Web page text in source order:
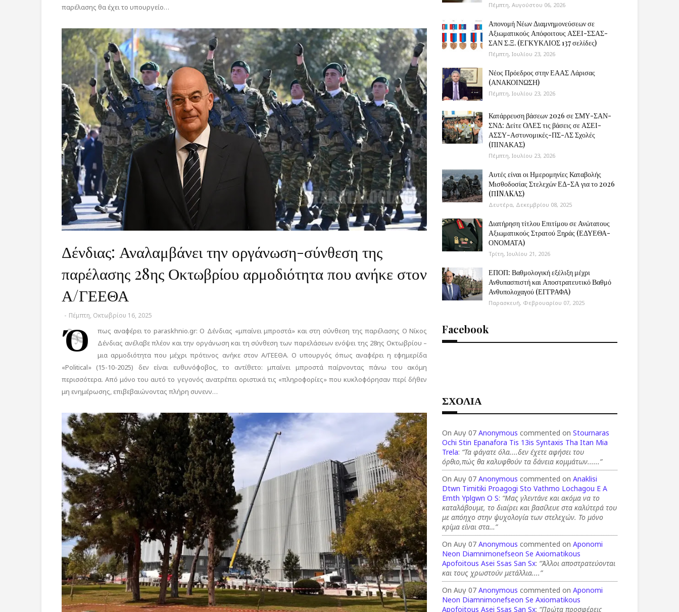
παρέλασης θα έχει το υπουργείο…
Δένδιας: Αναλαμβάνει την οργάνωση-σύνθεση της
παρέλασης 28ης Οκτωβρίου αρμοδιότητα που ανήκε στον
Α/ΓΕΕΘΑ
- Πέμπτη, Οκτωβρίου 16, 2025
Ό
πως αναφέρει το paraskhnio.gr: Ο Δένδιας «μπαίνει μπροστά» και στη σύνθεση της παρέλασης Ο Νίκος
Δένδιας ανέλαβε πλέον και την οργάνωση και τη σύνθεση των παρελάσεων ενόψει της 28ης Οκτωβρίου –
μια αρμοδιότητα που μέχρι πρότινος ανήκε στον Α/ΓΕΕΘΑ. Ο υπουργός όπως αναφέρει η εφημερίδα
«Political» (15-10-2025) δεν είναι ευθυνόφοβος, το αντίθετο: μπαίνει μπροστά παίρνοντας πάνω του ακόμη
περισσότερα. Από μόνο του αυτό το γεγονός ανατρέπει οριστικά τις «πληροφορίες» που κυκλοφόρησαν περί δήθεν
μη ενημέρωσης, επιβεβαιώνοντας πλήρη συνενν…
Πέμπτη, Αυγούστου 06, 2026
Απονομή Νέων Διαμνημονεύσεων σε
Αξιωματικούς Απόφοιτους ΑΣΕΙ-ΣΣΑΣ-
ΣΑΝ Σ.Ξ. (ΕΓΚΥΚΛΙΟΣ 137 σελίδες)
Πέμπτη, Ιουλίου 23, 2026
Νέος Πρόεδρος στην ΕΑΑΣ Λάρισας
(ΑΝΑΚΟΙΝΩΣΗ)
Πέμπτη, Ιουλίου 23, 2026
Κατάρρευση βάσεων 2026 σε ΣΜΥ-ΣΑΝ-
ΣΝΔ: Δείτε ΟΛΕΣ τις βάσεις σε ΑΣΕΙ-
ΑΣΣΥ-Αστυνομικές-ΠΣ-ΛΣ Σχολές
(ΠΙΝΑΚΑΣ)
Πέμπτη, Ιουλίου 23, 2026
Αυτές είναι οι Ημερομηνίες Καταβολής
Μισθοδοσίας Στελεχών ΕΔ-ΣΑ για το 2026
(ΠINAKAΣ)
Δευτέρα, Δεκεμβρίου 08, 2025
Διατήρηση τίτλου Επιτίμου σε Ανώτατους
Αξιωματικούς Στρατού Ξηράς (ΕΔΥΕΘΑ-
ΟΝΟΜΑΤΑ)
Τρίτη, Ιουλίου 21, 2026
ΕΠΟΠ: Βαθμολογική εξέλιξη μέχρι
Ανθυπασπιστή και Αποστρατευτικό Βαθμό
Ανθυπολοχαγού (ΕΓΓΡΑΦΑ)
Παρασκευή, Φεβρουαρίου 07, 2025
Facebook
ΣΧΟΛΙΑ
On Αυγ 07Anonymous commented onStournaras
Ochi Stin Epanafora Tis 13is Syntaxis Tha Itan Mia
Trela: “Τα φάγατε όλα....δεν έχετε αφήσει του
όρθιο,πώς θα καλυφθούν τα δάνεια κομμάτων......”
On Αυγ 07Anonymous commented onAnaklisi
Dtwn Timitiki Proagogi Sto Vathmo Lochagou E A
Emth Yplgwn O S: “Μας γλεντάνε και ακόμα να το
καταλάβουμε, το διαίρει και βασίλευε στα καλύτερά του
με απόηχο στην ψυχολογία των στελεχών. Το μόνο
κρίμα είναι στα…”
On Αυγ 07Anonymous commented onAponomi
Neon Diamnimonefseon Se Axiomatikous
Apofoitous Asei Ssas San Sx: “Άλλοι αποστρατεύονται
και τους χρωστούν μετάλλια....”
On Αυγ 07Anonymous commented onAponomi
Neon Diamnimonefseon Se Axiomatikous
Apofoitous Asei Ssas San Sx: “Πρώτα προσφέρεις